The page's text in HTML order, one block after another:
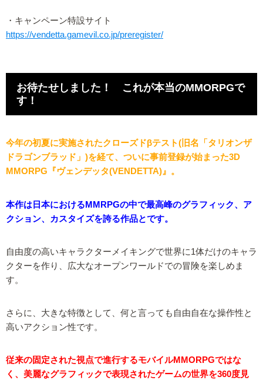
・キャンペーン特設サイト
https://vendetta.gamevil.co.jp/preregister/
お待たせしました！ これが本当のMMORPGで
す！
今年の初夏に実施されたクローズドβテスト(旧名「タリオンザ
ドラゴンブラッド」)を経て、ついに事前登録が始まった3D
MMORPG『ヴェンデッタ(VENDETTA)』。
本作は日本におけるMMRPGの中で最高峰のグラフィック、ア
クション、カスタイズを誇る作品とです。
自由度の高いキャラクターメイキングで世界に1体だけのキャラ
クターを作り、広大なオープンワールドでの冒険を楽しめま
す。
さらに、大きな特徴として、何と言っても自由自在な操作性と
高いアクション性です。
従来の固定された視点で進行するモバイルMMORPGではな
く、美麗なグラフィックで表現されたゲームの世界を360度見